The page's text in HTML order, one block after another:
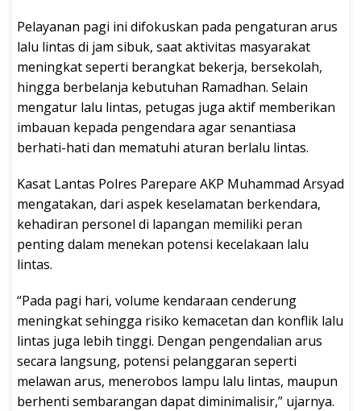
Pelayanan pagi ini difokuskan pada pengaturan arus
lalu lintas di jam sibuk, saat aktivitas masyarakat
meningkat seperti berangkat bekerja, bersekolah,
hingga berbelanja kebutuhan Ramadhan. Selain
mengatur lalu lintas, petugas juga aktif memberikan
imbauan kepada pengendara agar senantiasa
berhati-hati dan mematuhi aturan berlalu lintas.
Kasat Lantas Polres Parepare AKP Muhammad Arsyad
mengatakan, dari aspek keselamatan berkendara,
kehadiran personel di lapangan memiliki peran
penting dalam menekan potensi kecelakaan lalu
lintas.
“Pada pagi hari, volume kendaraan cenderung
meningkat sehingga risiko kemacetan dan konflik lalu
lintas juga lebih tinggi. Dengan pengendalian arus
secara langsung, potensi pelanggaran seperti
melawan arus, menerobos lampu lalu lintas, maupun
berhenti sembarangan dapat diminimalisir,” ujarnya.